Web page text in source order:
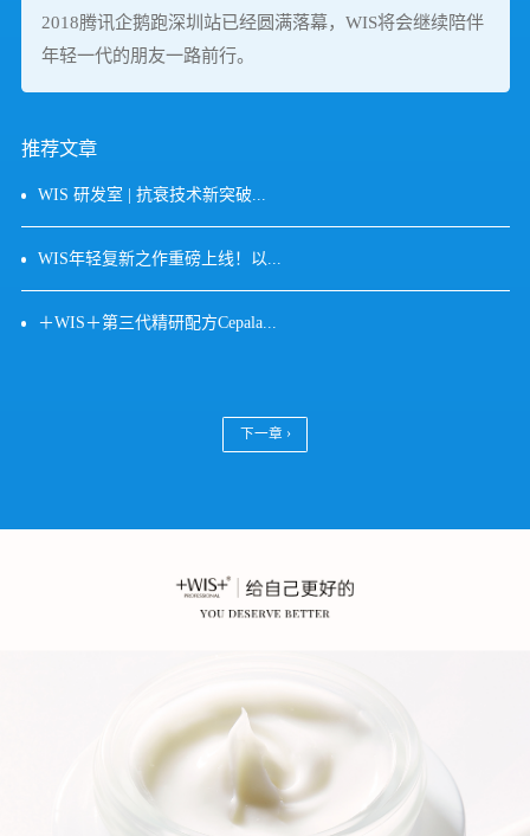
2018腾讯企鹅跑深圳站已经圆满落幕，WIS将会继续陪伴
年轻一代的朋友一路前行。
推荐文章
WIS 研发室 | 抗衰技术新突破...
WIS年轻复新之作重磅上线！以...
＋WIS＋第三代精研配方Cepala...
下一章 ›